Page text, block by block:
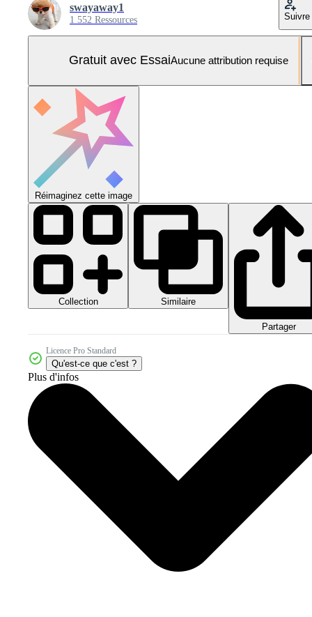
swayaway1
1 552 Ressources Suivre
Gratuit avec EssaiAucune attribution requise
Réimaginez cette image
Collection Similaire
Partager
Licence Pro Standard
Qu'est-ce que c'est ?
Plus d'infos